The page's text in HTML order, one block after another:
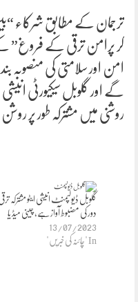
ترجمان کے مطابق شرکاء “بین
کر پرامن ترقی کے
امن اور سلامتی کی منصوبہ
گے اور گلوبل سیکیورٹی انیشی
روشنی میں مشترکہ طور پر
گلوبل ڈیولپمنٹ انیشی ایٹو مشترکہ
دور کی مضبوط آواز ہے، چینی میڈ یا
13/07/2023
In "چائنہ کی خبریں"